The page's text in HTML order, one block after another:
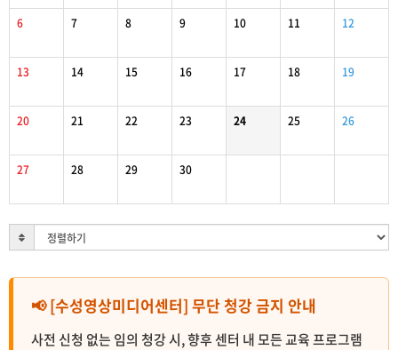
6 7 8 9 10 11 12
13 14 15 16 17 18 19
20 21 22 23 24 25 26
27 28 29 30
📢 [수성영상미디어센터] 무단 청강 금지 안내
사전 신청 없는 임의 청강 시, 향후 센터 내 모든 교육 프로그램